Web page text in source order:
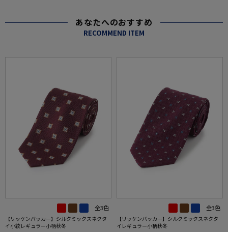
あなたへのおすすめ
RECOMMEND ITEM
全3色
【リッケンバッカー】シルクミックスネクタ
イ小紋レギュラー小柄秋冬
全3色
【リッケンバッカー】シルクミックスネクタ
イレギュラー小柄秋冬